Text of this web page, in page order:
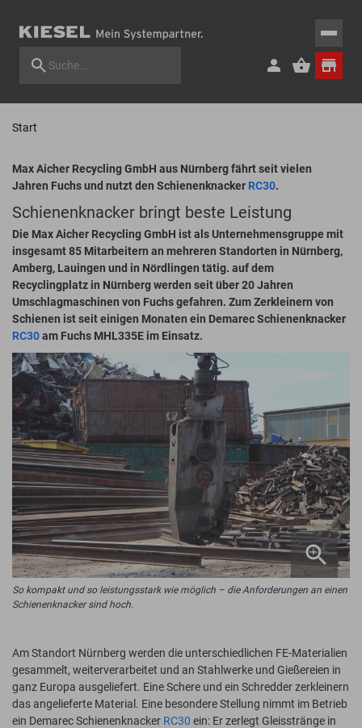
Start
Max Aicher Recycling GmbH aus Nürnberg fährt seit vielen
Jahren Fuchs und nutzt den Schienenknacker RC30.
Schienenknacker bringt beste Leistung
Die Max Aicher Recycling GmbH ist als Unternehmensgruppe mit
insgesamt 85 Mitarbeitern an mehreren Standorten in Nürnberg,
Amberg, Lauingen und in Nördlingen tätig. auf dem
Recyclingplatz in Nürnberg werden seit über 20 Jahren
Umschlagmaschinen von Fuchs gefahren. Zum Zerkleinern von
Schienen ist seit einigen Monaten ein Demarec Schienenknacker
RC30am Fuchs MHL335E im Einsatz.
So kompakt und so leistungsstark wie möglich – die Anforderungen an einen
Schienenknacker sind hoch.
Am Standort Nürnberg werden die unterschiedlichen FE-Materialien
gesammelt, weiterverarbeitet und an Stahlwerke und Gießereien in
ganz Europa ausgeliefert. Eine Schere und ein Schredder zerkleinern
das angelieferte Material. Eine besondere Stellung nimmt im Betrieb
ein Demarec Schienenknacker RC30 ein: Er zerlegt Gleisstränge in